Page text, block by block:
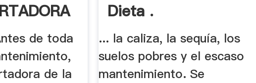
de toda
de la
Dieta .
... la caliza, la sequía, los
suelos pobres y el escaso
mantenimiento. Se